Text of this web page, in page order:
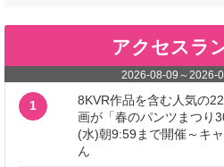
アクセスラ
2026-08-09 ～2026-
1
8KVR作品を含む人気の
画が「春のパンツまつり
(水)朝9:59まで開催～キ
ん